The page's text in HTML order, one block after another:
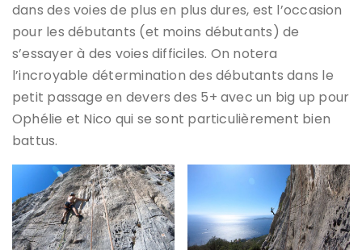
dans des voies de plus en plus dures, est l’occasion
pour les débutants (et moins débutants) de
s’essayer à des voies difficiles. On notera
l’incroyable détermination des débutants dans le
petit passage en devers des 5+ avec un big up pour
Ophélie et Nico qui se sont particulièrement bien
battus.